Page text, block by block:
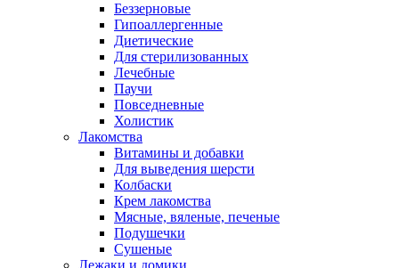
Беззерновые
Гипоаллергенные
Диетические
Для стерилизованных
Лечебные
Паучи
Повседневные
Холистик
Лакомства
Витамины и добавки
Для выведения шерсти
Колбаски
Крем лакомства
Мясные, вяленые, печеные
Подушечки
Сушеные
Лежаки и домики